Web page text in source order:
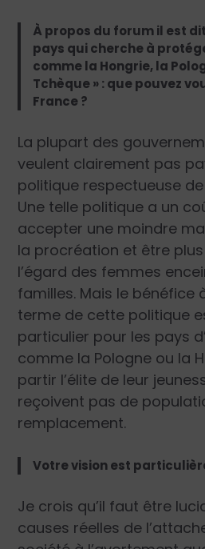
À propos du forum il est
pays qui cherche à
comme la Hongrie, la
Tchèque » : que pouvez
France ?
La plupart des
veulent clairement pas
politique respectueuse
Une telle politique a un
accepter une moindre
la procréation et être
l’égard des femmes
familles. Mais le bénéfice
terme de cette politique
particulier pour les pays
comme la Pologne ou la
partir l’élite de leur
reçoivent pas de
remplacement.
Votre vision est
Je crois qu’il faut être
causes réelles de